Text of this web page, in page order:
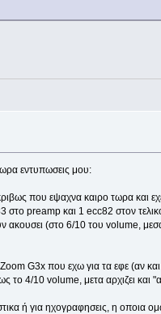
εντυπωσεις μου:
που εψαχνα καιρο τωρα και
preamp και 1 ecc82 στον
(στο 6/10 του volume,
G3x που εχω για τα εφε (αν
4/10 volume, μετα αρχιζει
ή για ηχογραφησεις, η οποια